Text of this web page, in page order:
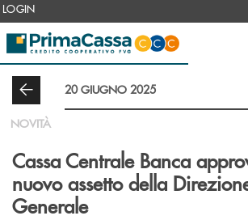
Salta al contenuto principale
LOGIN
20 GIUGNO 2025
NOVITÀ
Cassa Centrale Banca
nuovo assetto della
Generale